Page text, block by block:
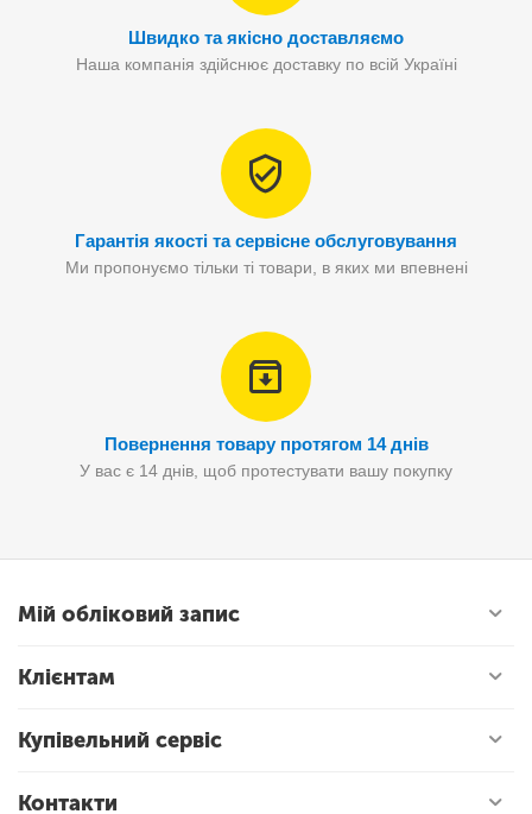
Швидко та якісно доставляємо
Наша компанія здійснює доставку по всій Україні
Гарантія якості та сервісне обслуговування
Ми пропонуємо тільки ті товари, в яких ми впевнені
Повернення товару протягом 14 днів
У вас є 14 днів, щоб протестувати вашу покупку
Мій обліковий запис
Клієнтам
Купівельний сервіс
Контакти